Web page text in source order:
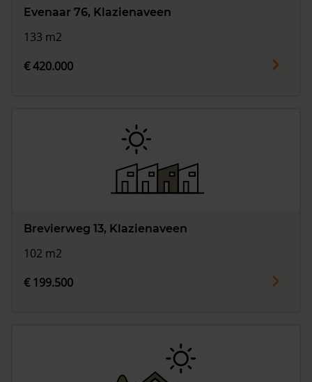
Evenaar 76, Klazienaveen
133 m2
€ 420.000
Brevierweg 13, Klazienaveen
102 m2
€ 199.500